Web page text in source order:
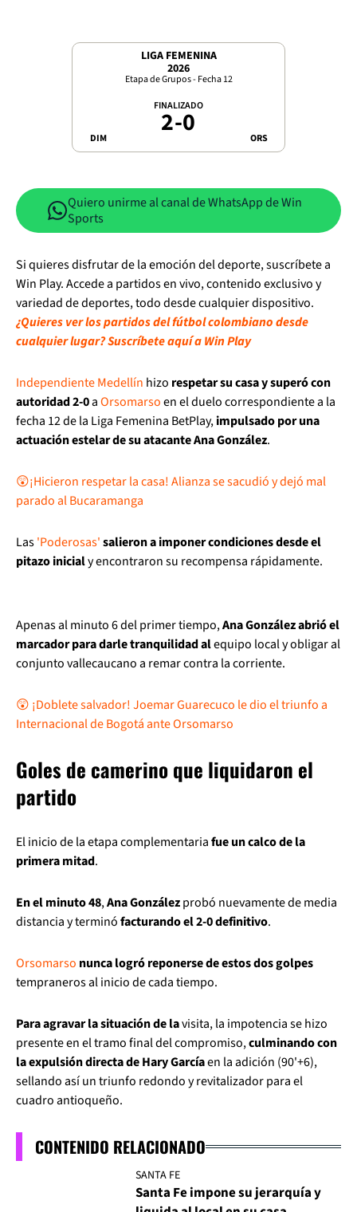
LIGA FEMENINA
2026
Etapa de Grupos - Fecha 12
DIM
FINALIZADO
2-0 ORS
Quiero unirme al canal de WhatsApp de Win
Sports
Si quieres disfrutar de la emoción del deporte, suscríbete a
Win Play. Accede a partidos en vivo, contenido exclusivo y
variedad de deportes, todo desde cualquier dispositivo.
¿Quieres ver los partidos del fútbol colombiano desde
cualquier lugar? Suscríbete aquí a Win Play
Independiente Medellín hizo respetar su casa y superó con
autoridad 2-0aOrsomarsoen el duelo correspondiente a la
fecha 12 de la Liga Femenina BetPlay,impulsado por una
actuación estelar de su atacante Ana González.
😲⁣⁣⁣¡Hicieron respetar la casa! Alianza se sacudió y dejó mal
parado al Bucaramanga
Las'Poderosas'salieron a imponer condiciones desde el
pitazo inicialy encontraron su recompensa rápidamente.
Apenas al minuto 6 del primer tiempo,Ana González abrió el
marcador para darle tranquilidad alequipo local y obligar al
conjunto vallecaucano a remar contra la corriente.
😲 ¡Doblete salvador! Joemar Guarecuco le dio el triunfo a
Internacional de Bogotá ante Orsomarso
Goles de camerino que liquidaron el
partido
El inicio de la etapa complementariafue un calco de la
primera mitad.
En el minuto 48,Ana Gonzálezprobó nuevamente de media
distancia y terminófacturando el 2-0 definitivo.
Orsomarso nunca logró reponerse de estos dos golpes
tempraneros al inicio de cada tiempo.
Para agravar la situación de lavisita, la impotencia se hizo
presente en el tramo final del compromiso,culminando con
la expulsión directa de Hary Garcíaen la adición (90'+6),
sellando así un triunfo redondo y revitalizador para el
cuadro antioqueño.
CONTENIDO RELACIONADO
SANTA FE
Santa Fe impone su jerarquía y